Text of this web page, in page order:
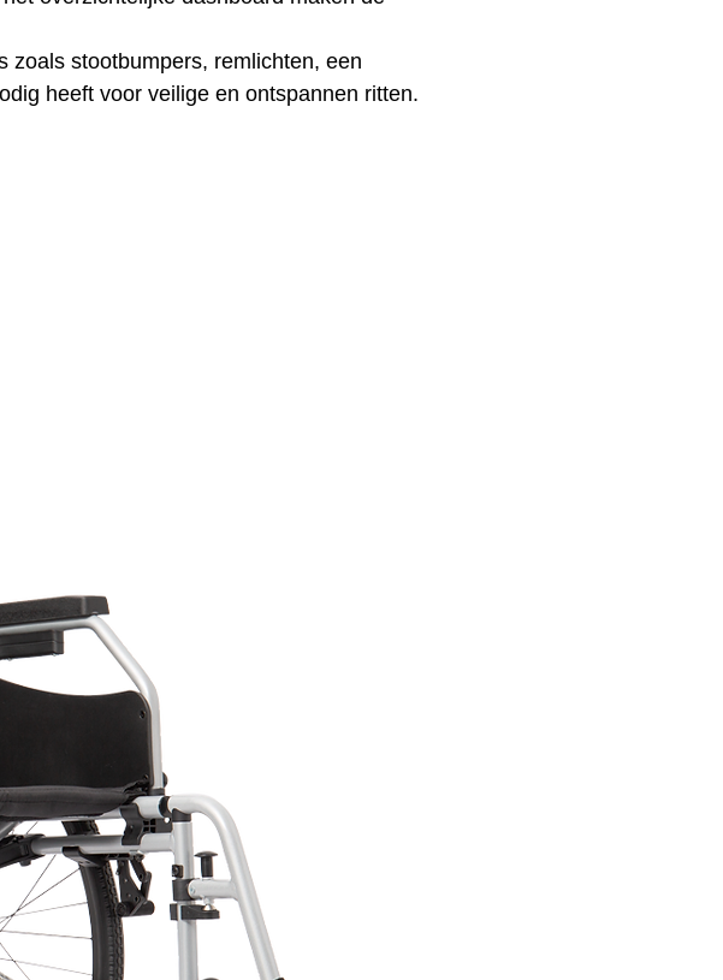
zoals stootbumpers, remlichten, een
heeft voor veilige en ontspannen ritten.